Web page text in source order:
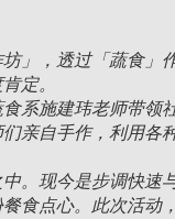
」，透过「蔬食」
定。
系施建玮老师带领
亲自手作，利用各
。现今是步调快速
食点心。此次活动